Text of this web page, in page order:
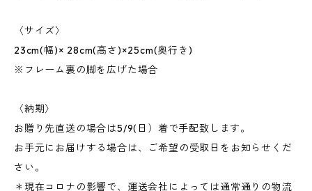
〈サイズ〉
23cm(幅)× 28cm(高さ)×25cm(奥行き)
※フレーム裏の脚を広げた場合
〈納期〉
お贈り先直送の場合は5/9(日）着で手配致します。
お手元にお届けする場合は、ご希望の受取日をお知らせくだ
さい。
＊現在コロナの影響で、運送会社によっては通常通りの物流